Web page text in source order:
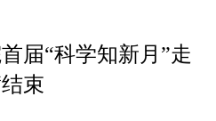
届“科学知新月”走
束